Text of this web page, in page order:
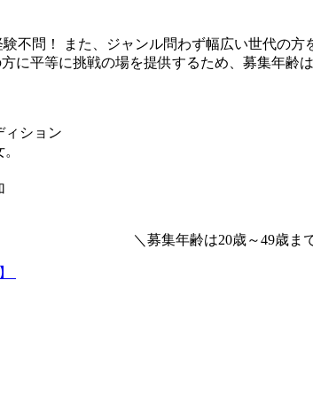
不問！ また、ジャンル問わず幅広い世代の
に平等に挑戦の場を提供するため、募集年齢
ィション
＼ 募集年齢は20歳～49歳ま